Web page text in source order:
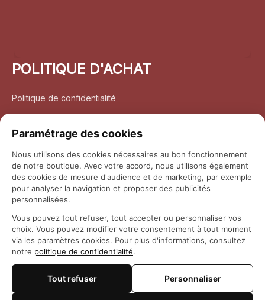
POLITIQUE D'ACHAT
Politique de confidentialité
Politique de retour et remboursement
Coordonnées
Questions fréquemment posées
© 2026 Maison Otaku
Paramétrage des cookies
Nous utilisons des cookies nécessaires au bon fonctionnement
de notre boutique. Avec votre accord, nous utilisons également
des cookies de mesure d'audience et de marketing, par exemple
pour analyser la navigation et proposer des publicités
personnalisées.
Vous pouvez tout refuser, tout accepter ou personnaliser vos
choix. Vous pouvez modifier votre consentement à tout moment
via les paramètres cookies. Pour plus d'informations, consultez
notre politique de confidentialité.
Tout refuser Personnaliser